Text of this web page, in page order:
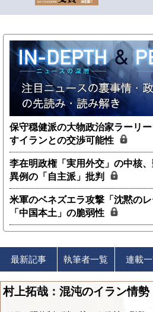
保守穏健派の大物政治家ラーリ
すイランとの交渉可能性
李在明政権「実用外交」の中核
異例の「自主派」批判
米軍のベネズエラ攻撃「沈黙の
「中国本土」の脆弱性
最新記事 執筆者一覧 連載
村上拓哉：混沌のイラン情勢